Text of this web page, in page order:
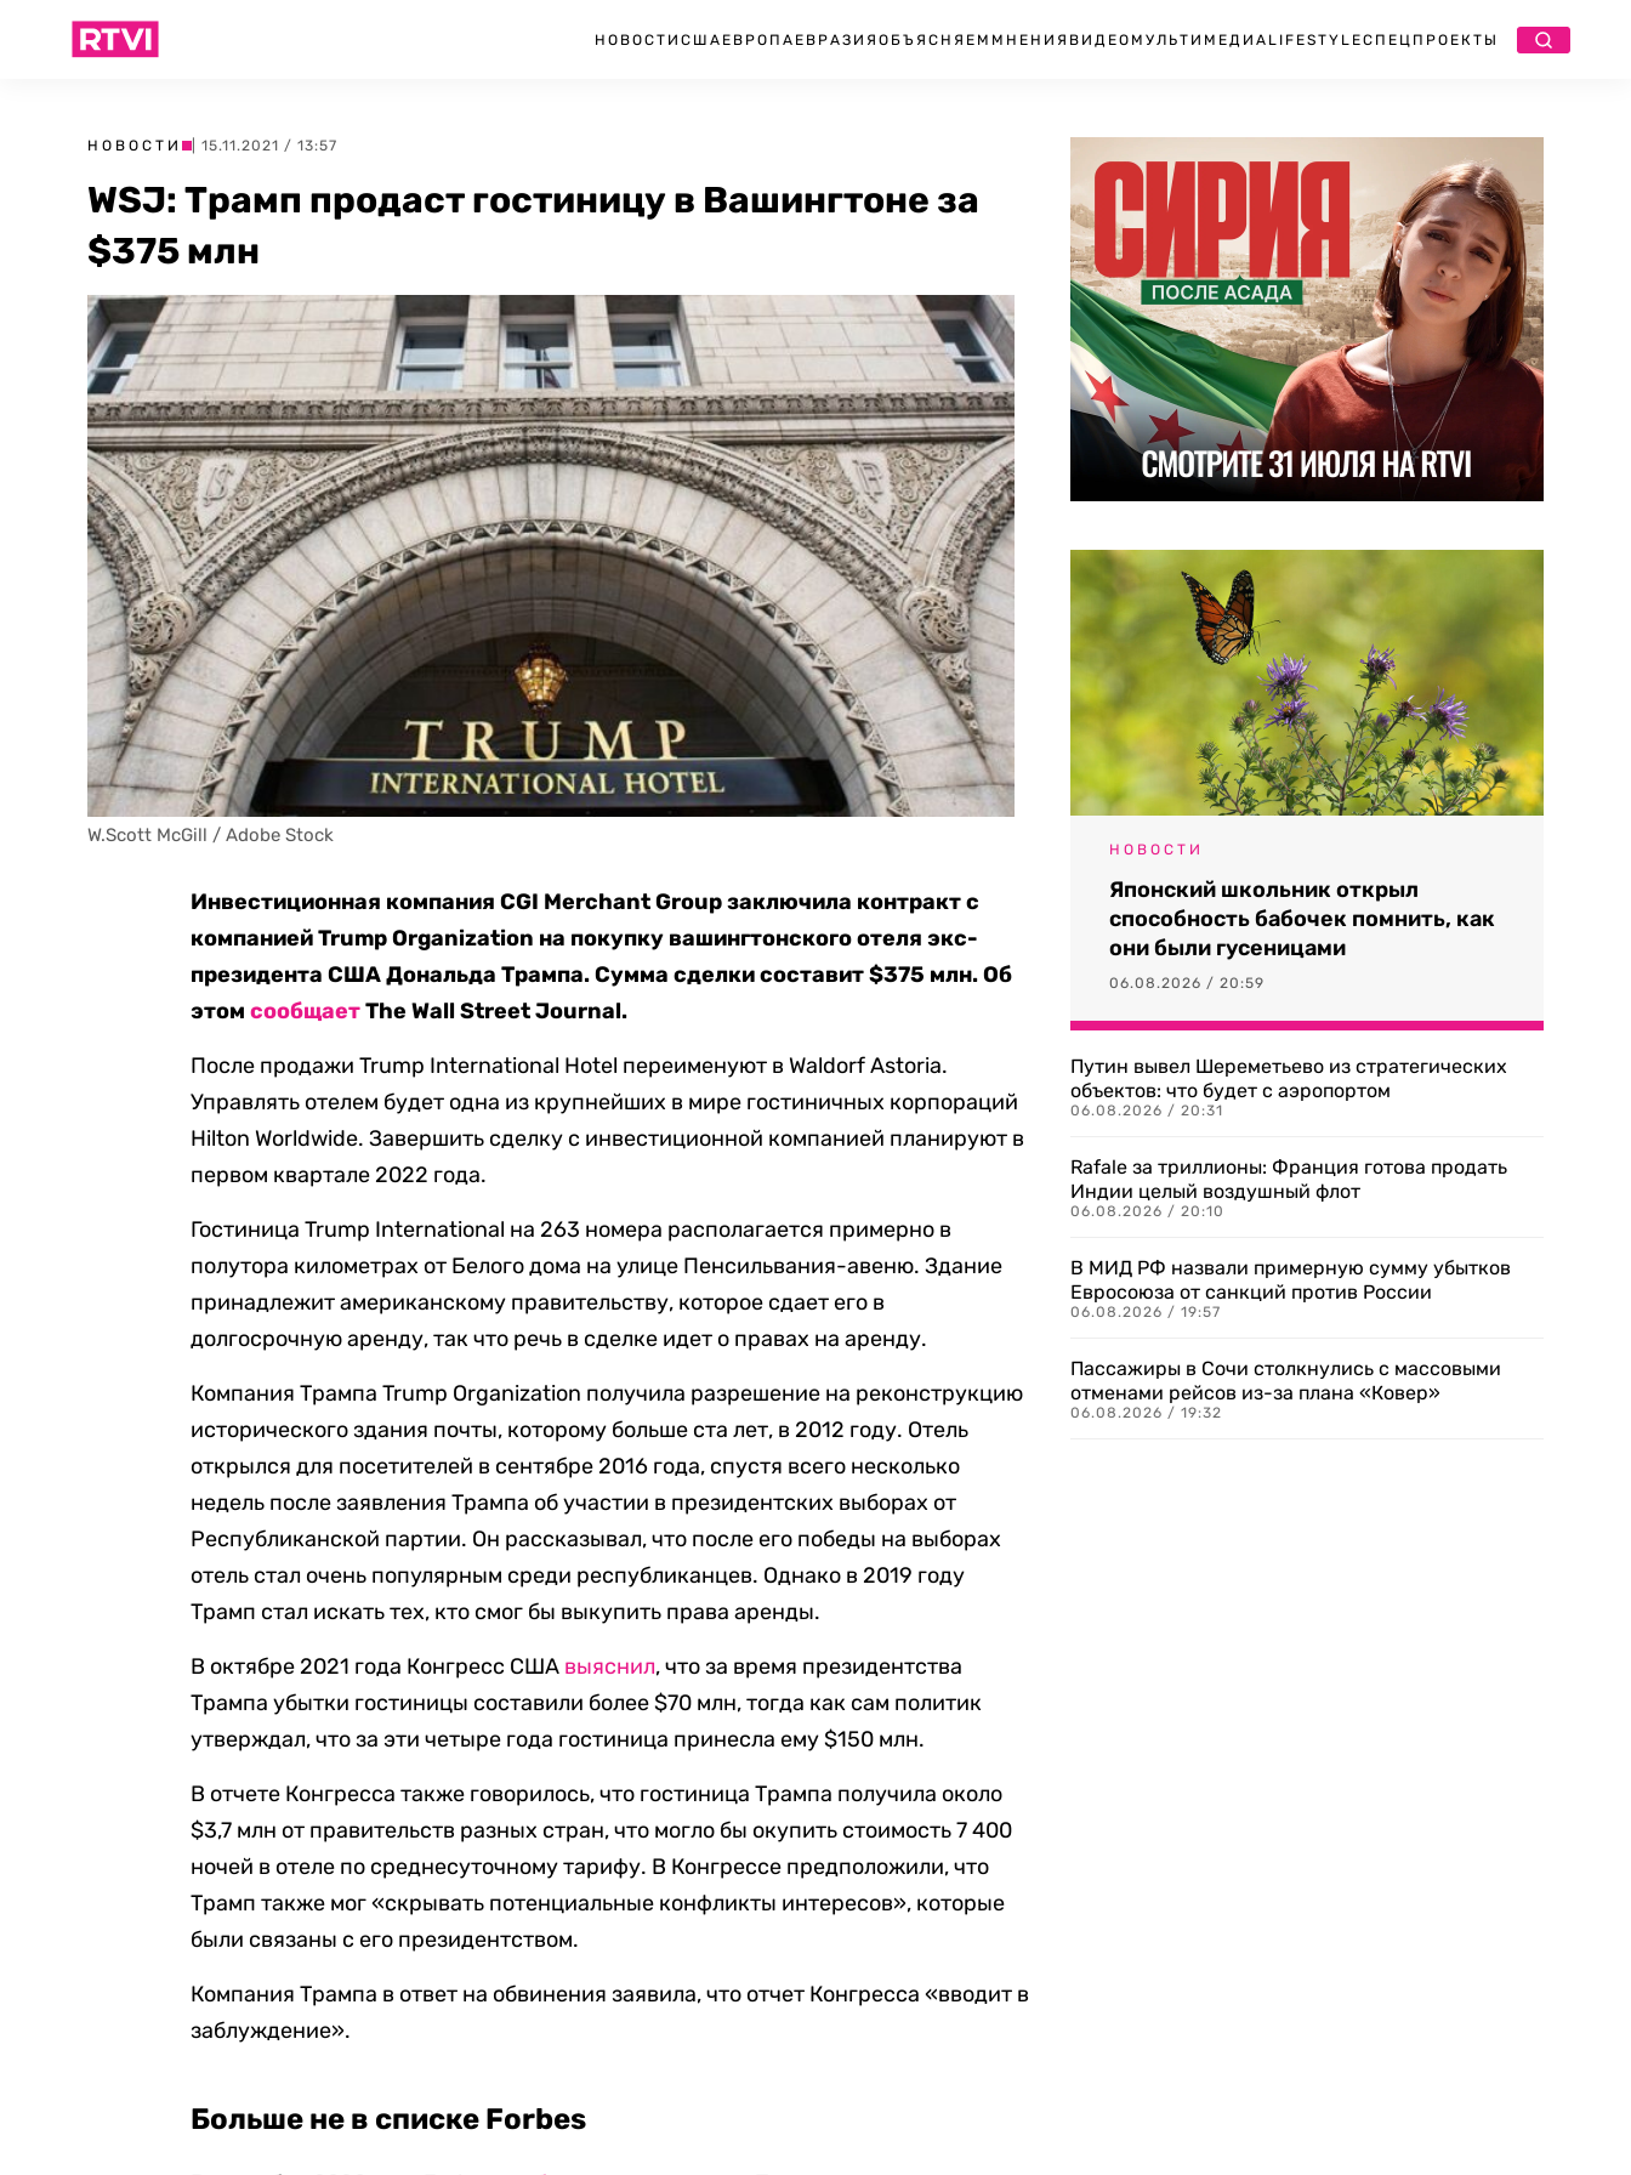
НОВОСТИ США ЕВРОПА ЕВРАЗИЯ ОБЪЯСНЯЕМ МНЕНИЯ ВИДЕО МУЛЬТИМЕДИА LIFESTYLEСПЕЦПРОЕКТЫ
НОВОСТИ | 15.11.2021 / 13:57
WSJ: Трамп продаст гостиницу в Вашингтоне за
$375 млн
W.Scott McGill / Adobe Stock
Инвестиционная компания CGI Merchant Group заключила контракт с
компанией Trump Organization на покупку вашингтонского отеля экс-
президента США Дональда Трампа. Сумма сделки составит $375 млн. Об
этомсообщаетThe Wall Street Journal.
После продажи Trump International Hotel переименуют в Waldorf Astoria.
Управлять отелем будет одна из крупнейших в мире гостиничных корпораций
Hilton Worldwide. Завершить сделку с инвестиционной компанией планируют в
первом квартале 2022 года.
Гостиница Trump International на 263 номера располагается примерно в
полутора километрах от Белого дома на улице Пенсильвания-авеню. Здание
принадлежит американскому правительству, которое сдает его в
долгосрочную аренду, так что речь в сделке идет о правах на аренду.
Компания Трампа Trump Organization получила разрешение на реконструкцию
исторического здания почты, которому больше ста лет, в 2012 году. Отель
открылся для посетителей в сентябре 2016 года, спустя всего несколько
недель после заявления Трампа об участии в президентских выборах от
Республиканской партии. Он рассказывал, что после его победы на выборах
отель стал очень популярным среди республиканцев. Однако в 2019 году
Трамп стал искать тех, кто смог бы выкупить права аренды.
В октябре 2021 года Конгресс США выяснил, что за время президентства
Трампа убытки гостиницы составили более $70 млн, тогда как сам политик
утверждал, что за эти четыре года гостиница принесла ему $150 млн.
В отчете Конгресса также говорилось, что гостиница Трампа получила около
$3,7 млн от правительств разных стран, что могло бы окупить стоимость 7 400
ночей в отеле по среднесуточному тарифу. В Конгрессе предположили, что
Трамп также мог «скрывать потенциальные конфликты интересов», которые
были связаны с его президентством.
Компания Трампа в ответ на обвинения заявила, что отчет Конгресса «вводит в
заблуждение».
Больше не в списке Forbes
НОВОСТИ
Японский школьник открыл
способность бабочек помнить, как
они были гусеницами
06.08.2026 / 20:59
Путин вывел Шереметьево из стратегических
объектов: что будет с аэропортом
06.08.2026 / 20:31
Rafale за триллионы: Франция готова продать
Индии целый воздушный флот
06.08.2026 / 20:10
В МИД РФ назвали примерную сумму убытков
Евросоюза от санкций против России
06.08.2026 / 19:57
Пассажиры в Сочи столкнулись с массовыми
отменами рейсов из-за плана «Ковер»
06.08.2026 / 19:32